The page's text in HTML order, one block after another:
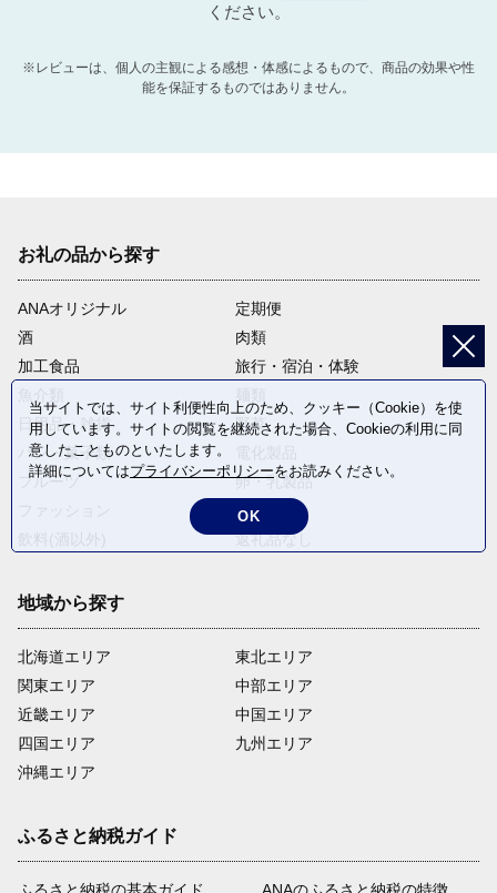
ください。
※レビューは、個人の主観による感想・体感によるもので、商品の効果や性
能を保証するものではありません。
お礼の品から探す
ANAオリジナル
定期便
酒
肉類
加工食品
旅行・宿泊・体験
日用品・雑貨
野菜
パン・菓子類
フルーツ
卵・乳製品
米・穀物
返礼品なし
地域から探す
北海道エリア
関東エリア
近畿エリア
四国エリア
沖縄エリア
東北エリア
中部エリア
中国エリア
九州エリア
ふるさと納税ガイド
当サイトでは、サイト利便性向上のため、クッキー（Cookie）を使
用しています。サイトの閲覧を継続された場合、Cookieの利用に同
意したことものといたします。
詳細についてはプライバシーポリシーをお読みください。
OK